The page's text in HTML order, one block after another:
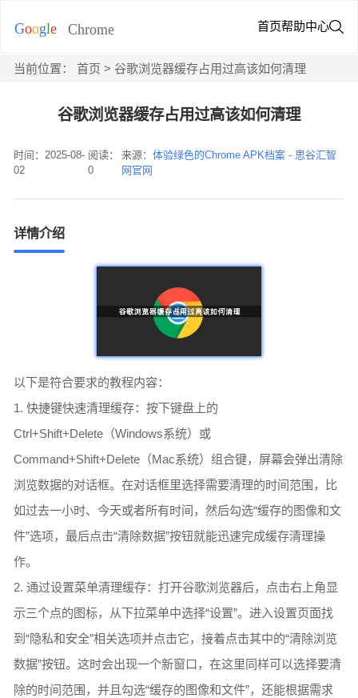
首页帮助中心
当前位置： 首页 > 谷歌浏览器缓存占用过高该如何清理
谷歌浏览器缓存占用过高该如何清理
时间：2025-08-
02
阅读：
0
来源：体验绿色的Chrome APK档案 - 思谷汇智
网官网
详情介绍
以下是符合要求的教程内容：
1. 快捷键快速清理缓存：按下键盘上的
Ctrl+Shift+Delete（Windows系统）或
Command+Shift+Delete（Mac系统）组合键，屏幕会弹出清除
浏览数据的对话框。在对话框里选择需要清理的时间范围，比
如过去一小时、今天或者所有时间，然后勾选“缓存的图像和文
件”选项，最后点击“清除数据”按钮就能迅速完成缓存清理操
作。
2. 通过设置菜单清理缓存：打开谷歌浏览器后，点击右上角显
示三个点的图标，从下拉菜单中选择“设置”。进入设置页面找
到“隐私和安全”相关选项并点击它，接着点击其中的“清除浏览
数据”按钮。这时会出现一个新窗口，在这里同样可以选择要清
除的时间范围，并且勾选“缓存的图像和文件”，还能根据需求